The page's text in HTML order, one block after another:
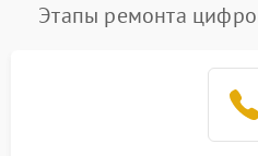
Неправильная передача
Этапы ремонта